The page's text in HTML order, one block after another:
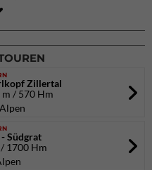
2026
Süd (Thalkirchen)
Zillertal
m / 570 Hm
Südgrat
1700 Hm